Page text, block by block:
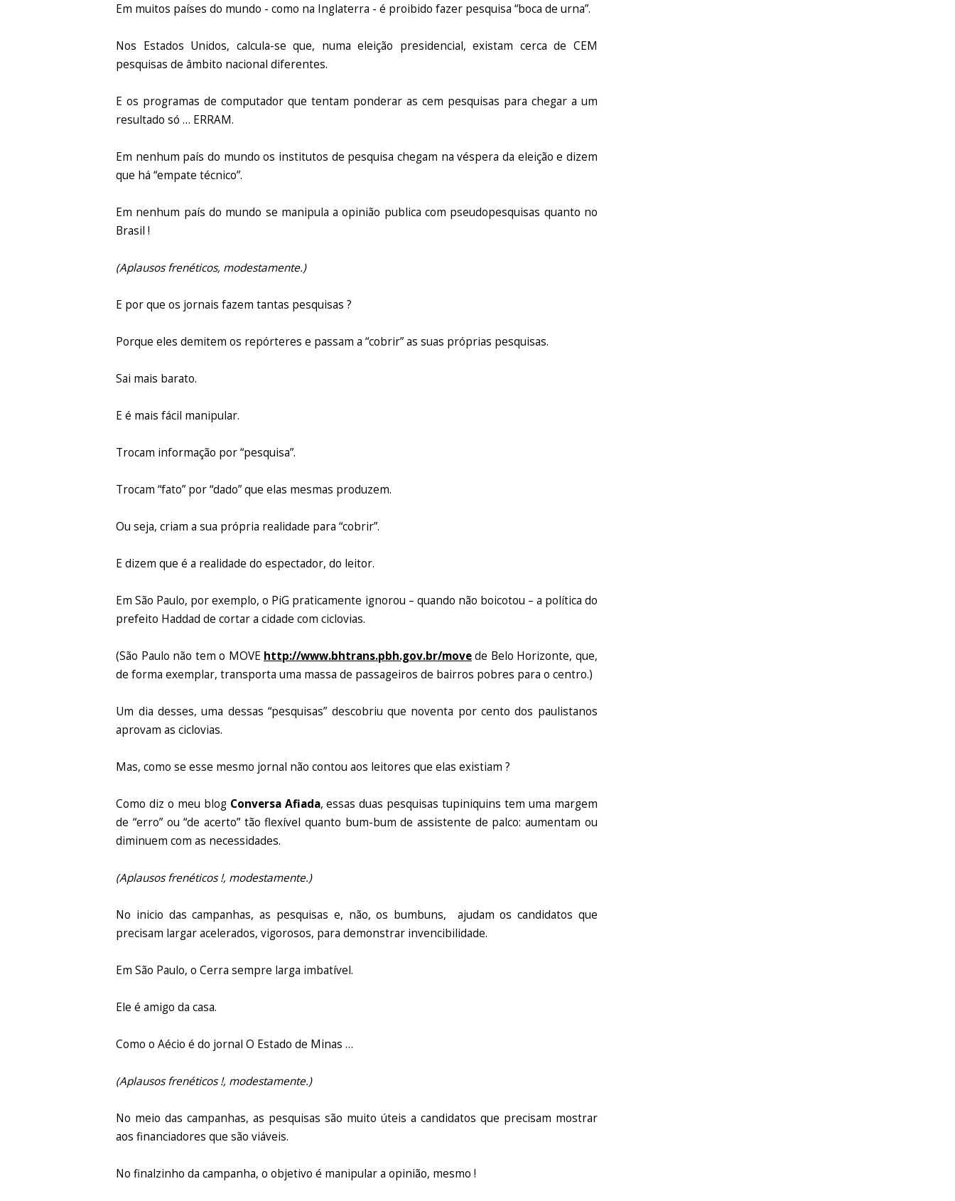
Em muitos países do mundo - como na Inglaterra - é proibido fazer pesquisa “boca de urna”.
Nos Estados Unidos, calcula-se que, numa eleição presidencial, existam cerca de CEM
pesquisas de âmbito nacional diferentes.
E os programas de computador que tentam ponderar as cem pesquisas para chegar a um
resultado só … ERRAM.
Em nenhum país do mundo os institutos de pesquisa chegam na véspera da eleição e dizem
que há “empate técnico”.
Em nenhum país do mundo se manipula a opinião publica com pseudopesquisas quanto no
Brasil !
(Aplausos frenéticos, modestamente.)
E por que os jornais fazem tantas pesquisas ?
Porque eles demitem os repórteres e passam a “cobrir” as suas próprias pesquisas.
Sai mais barato.
E é mais fácil manipular.
Trocam informação por “pesquisa”.
Trocam “fato” por “dado” que elas mesmas produzem.
Ou seja, criam a sua própria realidade para “cobrir”.
E dizem que é a realidade do espectador, do leitor.
Em São Paulo, por exemplo, o PiG praticamente ignorou – quando não boicotou – a política do
prefeito Haddad de cortar a cidade com ciclovias.
(São Paulo não tem o MOVE http://www.bhtrans.pbh.gov.br/movede Belo Horizonte, que,
de forma exemplar, transporta uma massa de passageiros de bairros pobres para o centro.)
Um dia desses, uma dessas “pesquisas” descobriu que noventa por cento dos paulistanos
aprovam as ciclovias.
Mas, como se esse mesmo jornal não contou aos leitores que elas existiam ?
Como diz o meu blog Conversa Afiada, essas duas pesquisas tupiniquins tem uma margem
de “erro” ou “de acerto” tão flexível quanto bum-bum de assistente de palco: aumentam ou
diminuem com as necessidades.
(Aplausos frenéticos !, modestamente.)
No inicio das campanhas, as pesquisas e, não, os bumbuns, ajudam os candidatos que
precisam largar acelerados, vigorosos, para demonstrar invencibilidade.
Em São Paulo, o Cerra sempre larga imbatível.
Ele é amigo da casa.
Como o Aécio é do jornal O Estado de Minas …
(Aplausos frenéticos !, modestamente.)
No meio das campanhas, as pesquisas são muito úteis a candidatos que precisam mostrar
aos financiadores que são viáveis.
No finalzinho da campanha, o objetivo é manipular a opinião, mesmo !